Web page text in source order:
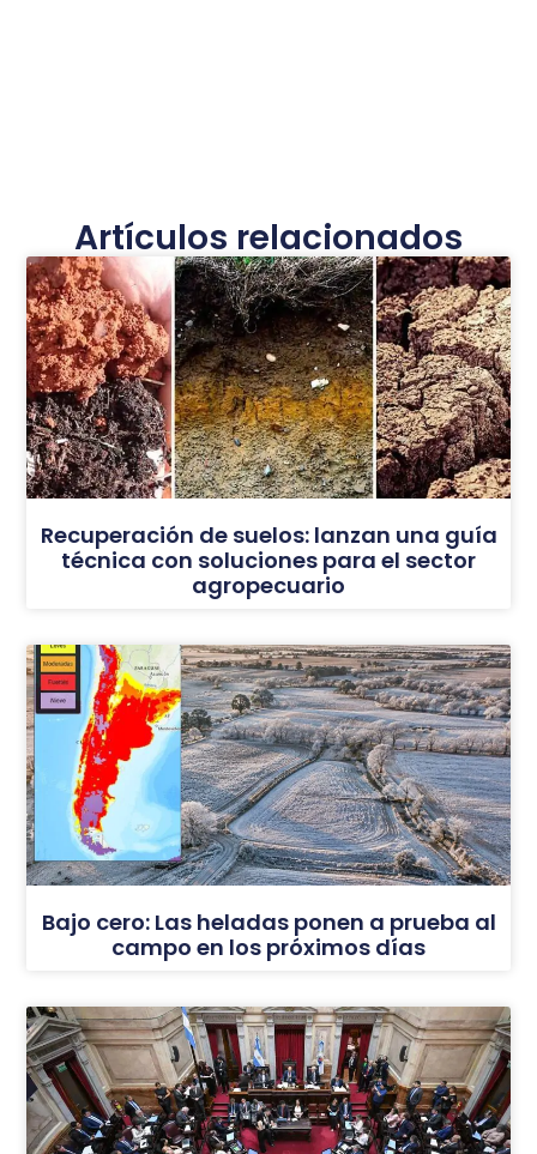
Artículos relacionados
Recuperación de suelos: lanzan una guía
técnica con soluciones para el sector
agropecuario
Bajo cero: Las heladas ponen a prueba al
campo en los próximos días